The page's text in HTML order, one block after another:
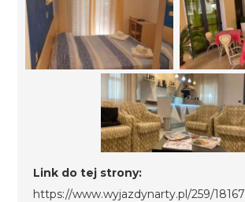
Link do tej strony:
https://www.wyjazdynarty.pl/259/18167